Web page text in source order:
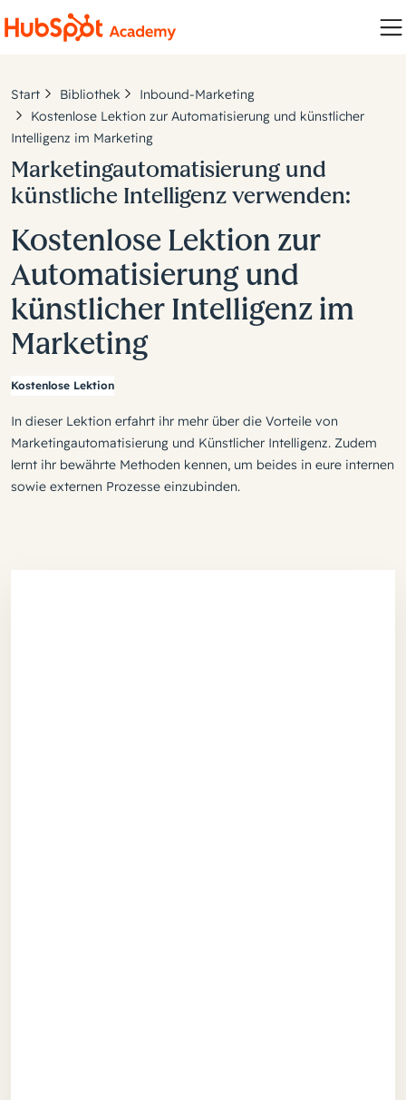
Start Bibliothek
Inbound-Marketing
Kostenlose Lektion zur Automatisierung und künstlicher
Intelligenz im Marketing
Marketingautomatisierung und
künstliche Intelligenz verwenden:
Kostenlose Lektion zur
Automatisierung und
künstlicher Intelligenz im
Marketing
Kostenlose Lektion
In dieser Lektion erfahrt ihr mehr über die Vorteile von
Marketingautomatisierung und Künstlicher Intelligenz. Zudem
lernt ihr bewährte Methoden kennen, um beides in eure internen
sowie externen Prozesse einzubinden.